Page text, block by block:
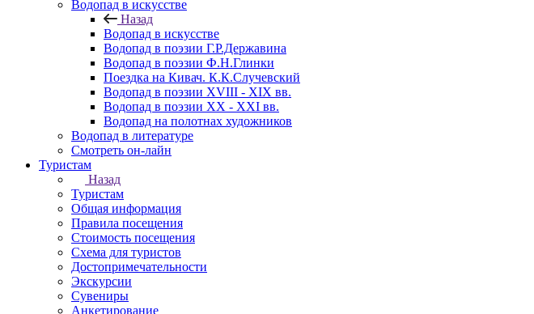
Водопад в искусстве
Назад
Водопад в искусстве
Водопад в поэзии Г.Р.Державина
Водопад в поэзии Ф.Н.Глинки
Поездка на Кивач. К.К.Случевский
Водопад в поэзии XVIII - XIX вв.
Водопад в поэзии XX - XXI вв.
Водопад на полотнах художников
Водопад в литературе
Смотреть он-лайн
Туристам
Назад
Туристам
Общая информация
Правила посещения
Стоимость посещения
Схема для туристов
Достопримечательности
Экскурсии
Сувениры
Анкетирование